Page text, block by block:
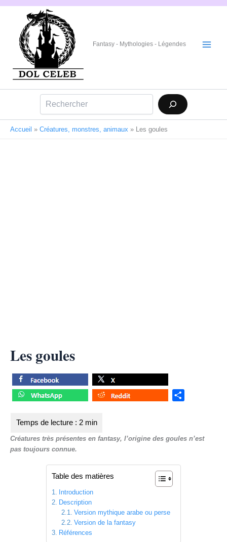
Aller
Fantasy - Mythologies - Légendes
Accueil » Créatures, monstres, animaux » Les goules
Les goules
e
Créatures très présentes en fantasy, l’origine des goules n’est
pas toujours connue.
Table des matières
Introduction
Description
Version mythique arabe ou perse
Version de la fantasy
Références